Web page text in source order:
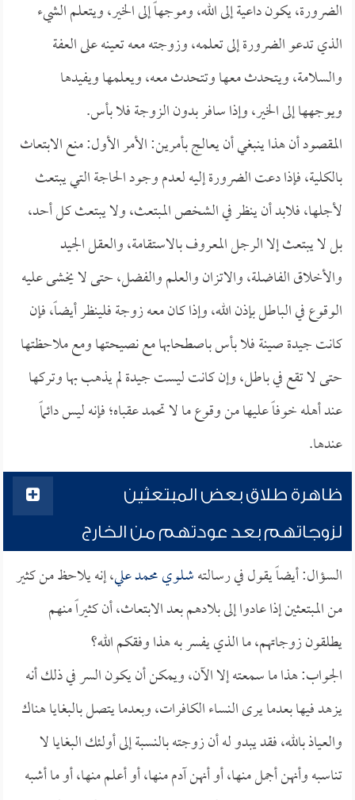
الضرورة، يكون داعية إلى الله، وموجهاً إلى الخير، ويتعلم الشيء
الذي تدعو الضرورة إلى تعلمه، وزوجته معه تعينه على العفة
والسلامة، ويتحدث معها وتتحدث معه، ويعلمها ويفيدها
ويوجهها إلى الخير، وإذا سافر بدون الزوجة فلا بأس.
المقصود أن هذا ينبغي أن يعالج بأمرين: الأمر الأول: منع الابتعاث
بالكلية، فإذا دعت الضرورة إليه لعدم وجود الحاجة التي يبتعث
لأجلها، فلابد أن ينظر في الشخص المبتعث، ولا يبتعث كل أحد،
بل لا يبتعث إلا الرجل المعروف بالاستقامة، والعقل الجيد
والأخلاق الفاضلة، والاتزان والعلم والفضل، حتى لا يخشى عليه
الوقوع في الباطل بإذن الله، وإذا كان معه زوجة فلينظر أيضاً، فإن
كانت جيدة صينة فلا بأس باصطحابها مع نصيحتها ومع ملاحظتها
حتى لا تقع في باطل، وإن كانت ليست جيدة لم يذهب بها وتركها
عند أهله خوفاً عليها من وقوع ما لا تحمد عقباه؛ فإنه ليس دائماً
عندها.
ظاهرة طلاق بعض المبتعثين
لزوجاتهم بعد عودتهم من الخارج
السؤال: أيضاً يقول في رسالتهشلوي محمد علي، إنه يلاحظ من كثير
من المبتعثين إذا عادوا إلى بلادهم بعد الابتعاث، أن كثيراً منهم
يطلقون زوجاتهم، ما الذي يفسر به هذا وفقكم الله؟
الجواب: هذا ما سمعته إلا الآن، ويمكن أن يكون السر في ذلك أنه
يزهد فيها بعدما يرى النساء الكافرات، وبعدما يتصل بالبغايا هناك
والعياذ بالله، فقد يبدو له أن زوجته بالنسبة إلى أولئك البغايا لا
تناسبه وأنهن أجمل منها، أو أنهن آدم منها، أو أعلم منها، أو ما أشبه